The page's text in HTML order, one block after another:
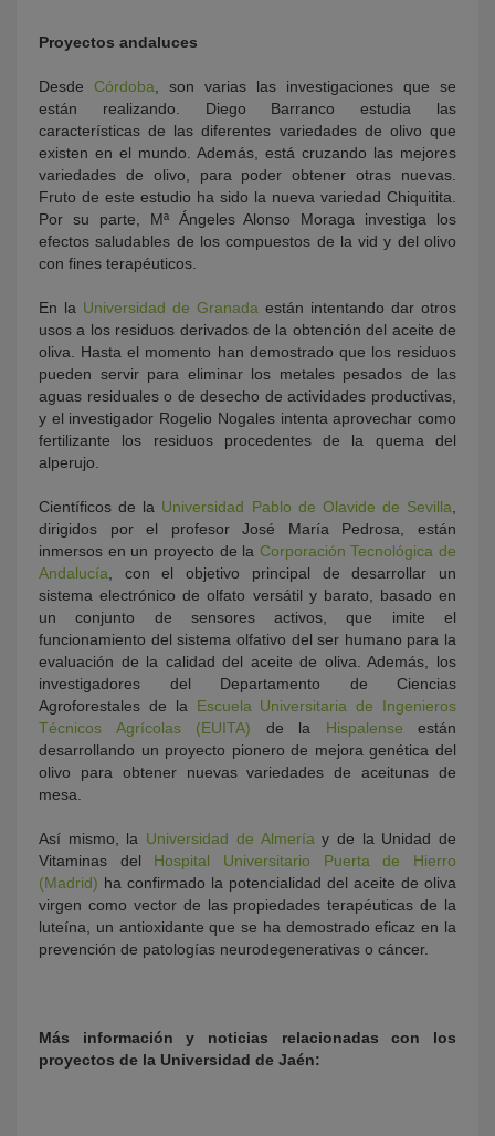
Proyectos andaluces
Desde Córdoba , son varias las investigaciones que se
están realizando. Diego Barranco estudia las
características de las diferentes variedades de olivo que
existen en el mundo. Además, está cruzando las mejores
variedades de olivo, para poder obtener otras nuevas.
Fruto de este estudio ha sido la nueva variedad Chiquitita.
Por su parte, Mª Ángeles Alonso Moraga investiga los
efectos saludables de los compuestos de la vid y del olivo
con fines terapéuticos.
En la Universidad de Granada están intentando dar otros
usos a los residuos derivados de la obtención del aceite de
oliva. Hasta el momento han demostrado que los residuos
pueden servir para eliminar los metales pesados de las
aguas residuales o de desecho de actividades productivas,
y el investigador Rogelio Nogales intenta aprovechar como
fertilizante los residuos procedentes de la quema del
alperujo.
Científicos de la Universidad Pablo de Olavide de Sevilla
dirigidos por el profesor José María Pedrosa, están
inmersos en un proyecto de la Corporación Tecnológica de
Andalucía , con el objetivo principal de desarrollar un
sistema electrónico de olfato versátil y barato, basado en
un conjunto de sensores activos, que imite el
funcionamiento del sistema olfativo del ser humano para la
evaluación de la calidad del aceite de oliva. Además, los
investigadores del Departamento de Ciencias
Agroforestales de la Escuela Universitaria de Ingenieros
Técnicos Agrícolas (EUITA) de la Hispalense están
desarrollando un proyecto pionero de mejora genética del
olivo para obtener nuevas variedades de aceitunas de
mesa.
Así mismo, la Universidad de Almería y de la Unidad de
Vitaminas del Hospital Universitario Puerta de Hierro
(Madrid) ha confirmado la potencialidad del aceite de oliva
virgen como vector de las propiedades terapéuticas de la
luteína, un antioxidante que se ha demostrado eficaz en la
prevención de patologías neurodegenerativas o cáncer.
Más información y noticias relacionadas con los
proyectos de la Universidad de Jaén: